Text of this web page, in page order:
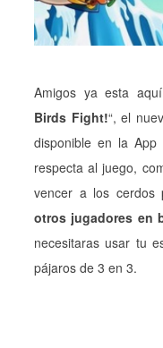
Amigos ya esta
Birds Fight!“, el
disponible en la
respecta al juego,
vencer a los cerdos
otros jugadores en
necesitaras usar tu
pájaros de 3 en 3.